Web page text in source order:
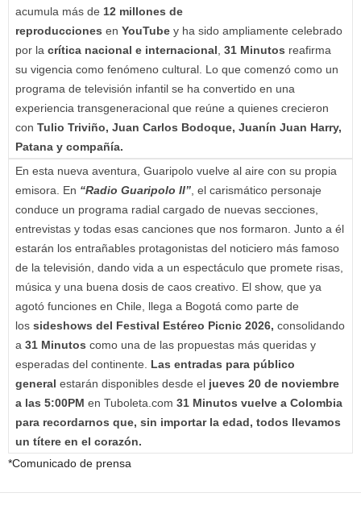
acumula más de 12 millones de
reproducciones en YouTube y ha sido ampliamente celebrado
por la crítica nacional e internacional, 31 Minutos reafirma
su vigencia como fenómeno cultural. Lo que comenzó como un
programa de televisión infantil se ha convertido en una
experiencia transgeneracional que reúne a quienes crecieron
con Tulio Triviño, Juan Carlos Bodoque, Juanín Juan Harry,
Patana y compañía.
En esta nueva aventura, Guaripolo vuelve al aire con su propia
emisora. En “Radio Guaripolo II”, el carismático personaje
conduce un programa radial cargado de nuevas secciones,
entrevistas y todas esas canciones que nos formaron. Junto a él
estarán los entrañables protagonistas del noticiero más famoso
de la televisión, dando vida a un espectáculo que promete risas,
música y una buena dosis de caos creativo. El show, que ya
agotó funciones en Chile, llega a Bogotá como parte de
los sideshows del Festival Estéreo Picnic 2026, consolidando
a 31 Minutos como una de las propuestas más queridas y
esperadas del continente. Las entradas para público
general estarán disponibles desde el jueves 20 de noviembre
a las 5:00PM en Tuboleta.com 31 Minutos vuelve a Colombia
para recordarnos que, sin importar la edad, todos llevamos
un títere en el corazón.
*Comunicado de prensa